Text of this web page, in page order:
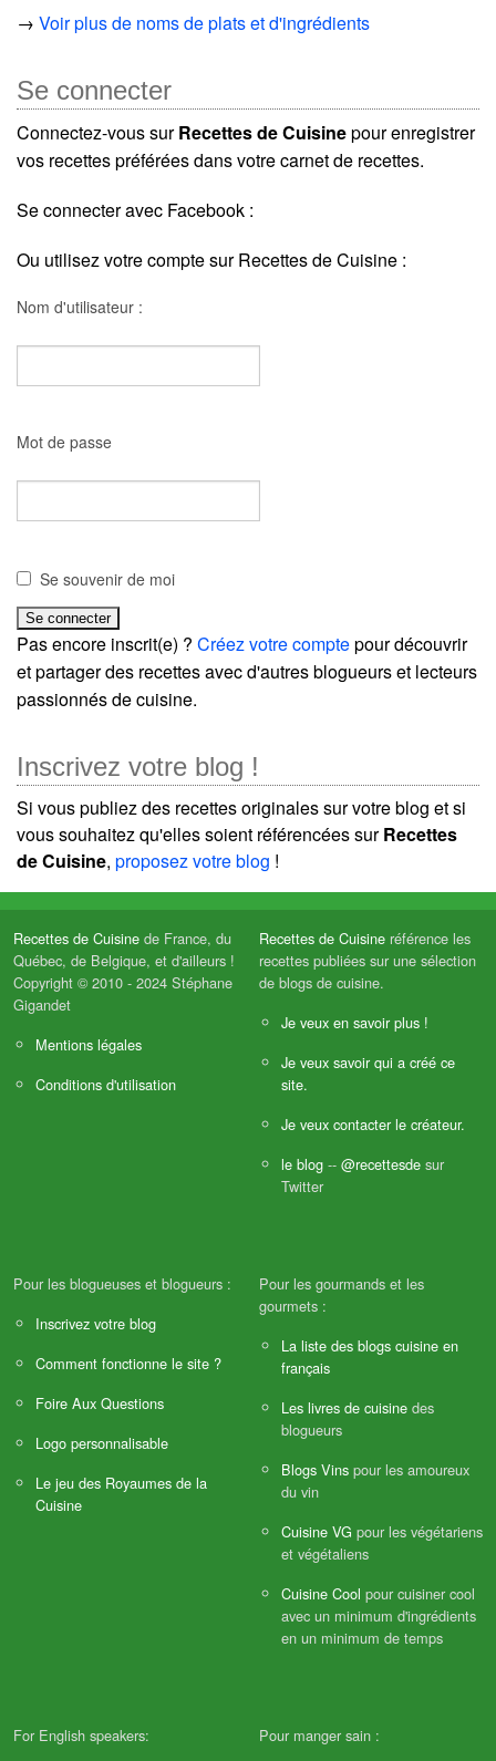
→ Voir plus de noms de plats et d'ingrédients
Se connecter
Connectez-vous surRecettes de Cuisinepour enregistrer
vos recettes préférées dans votre carnet de recettes.
Se connecter avec Facebook :
Ou utilisez votre compte sur Recettes de Cuisine :
Nom d'utilisateur :
Mot de passe
Se souvenir de moi
Pas encore inscrit(e) ? Créez votre comptepour découvrir
et partager des recettes avec d'autres blogueurs et lecteurs
passionnés de cuisine.
Inscrivez votre blog !
Si vous publiez des recettes originales sur votre blog et si
vous souhaitez qu'elles soient référencées surRecettes
de Cuisine, proposez votre blog !
Recettes de Cuisine de France, du
Québec, de Belgique, et d'ailleurs !
Copyright © 2010 - 2024 Stéphane
Gigandet
Mentions légales
Conditions d'utilisation
Recettes de Cuisine référence les
recettes publiées sur une sélection
de blogs de cuisine.
Je veux en savoir plus !
Je veux savoir qui a créé ce
site.
Je veux contacter le créateur.
le blog -- @recettesde sur
Twitter
Pour les blogueuses et blogueurs :
Inscrivez votre blog
Comment fonctionne le site ?
Foire Aux Questions
Logo personnalisable
Le jeu des Royaumes de la
Cuisine
Pour les gourmands et les
gourmets :
La liste des blogs cuisine en
français
Les livres de cuisine des
blogueurs
Blogs Vins pour les amoureux
du vin
Cuisine VG pour les végétariens
et végétaliens
Cuisine Cool pour cuisiner cool
avec un minimum d'ingrédients
en un minimum de temps
For English speakers: Pour manger sain :